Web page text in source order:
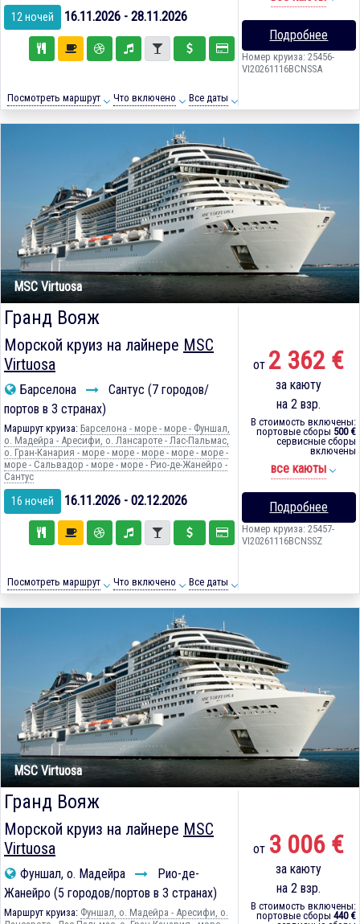
12 ночей 16.11.2026 - 28.11.2026
Посмотреть маршрут Что включено Все даты
Подробнее
Номер круиза: 25456-
VI20261116BCNSSA
MSC Virtuosa
Гранд Вояж
Морской круиз на лайнере MSC
Virtuosa
Барселона
Сантус (7 городов/
портов в 3 странах)
Маршрут круиза: Барселона - море - море - Фуншал,
о. Мадейра - Аресифи, о. Лансароте - Лас-Пальмас,
о. Гран-Канария - море - море - море - море - море -
море - Сальвадор - море - море - Рио-де-Жанейро -
Сантус
16 ночей 16.11.2026 - 02.12.2026
Посмотреть маршрут Что включено Все даты
от 2 362 €
за каюту
на 2 взр.
В стоимость включены:
портовые сборы 500 €
сервисные сборы
включены
все каюты
Подробнее
Номер круиза: 25457-
VI20261116BCNSSZ
MSC Virtuosa
Гранд Вояж
Морской круиз на лайнере MSC
Virtuosa
Фуншал, о. Мадейра
Рио-де-
Жанейро (5 городов/портов в 3 странах)
Маршрут круиза: Фуншал, о. Мадейра - Аресифи, о.
от 3 006 €
за каюту
на 2 взр.
В стоимость включены:
портовые сборы 440 €